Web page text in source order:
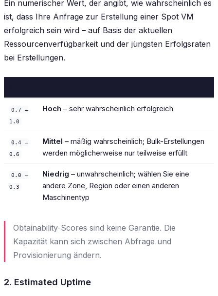
Ein numerischer Wert, der angibt, wie wahrscheinlich es
ist, dass Ihre Anfrage zur Erstellung einer Spot VM
erfolgreich sein wird – auf Basis der aktuellen
Ressourcenverfügbarkeit und der jüngsten Erfolgsraten
bei Erstellungen.
0.7 –
1.0
Hoch – sehr wahrscheinlich erfolgreich
0.4 –
0.6
Mittel – mäßig wahrscheinlich; Bulk-Erstellungen
werden möglicherweise nur teilweise erfüllt
0.0 –
0.3
Niedrig – unwahrscheinlich; wählen Sie eine
andere Zone, Region oder einen anderen
Maschinentyp
Obtainability-Scores sind keine Garantie. Die
Kapazität kann sich zwischen Abfrage und
Provisionierung ändern.
2. Estimated Uptime